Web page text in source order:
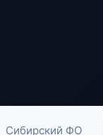
Сибирский ФО